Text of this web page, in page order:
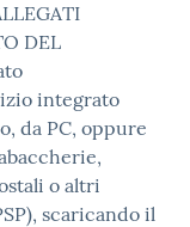
DEL
integrato
da PC, oppure
o altri
scaricando il